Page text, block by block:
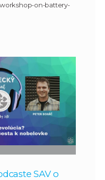
on-battery-
SAV o